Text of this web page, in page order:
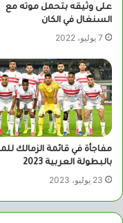
على وثيقه بتحمل موته مع
السنغال في الكان
7 يوليو، 2022
مفاجأة في قائمة الزمالك
بالبطولة العربية 2023
23 يوليو، 2023